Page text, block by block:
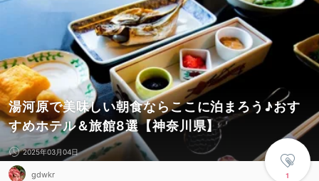
湯河原で美味しい朝食ならここに泊まろう♪おす
すめホテル＆旅館8選【神奈川県】
1
2025年03月04日
gdwkr